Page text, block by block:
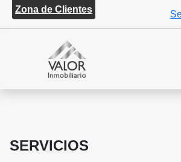
Zona de Clientes
SERVICIOS